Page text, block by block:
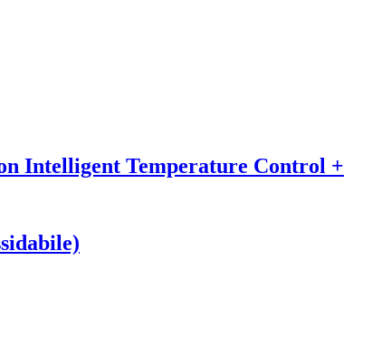
Intelligent Temperature Control +